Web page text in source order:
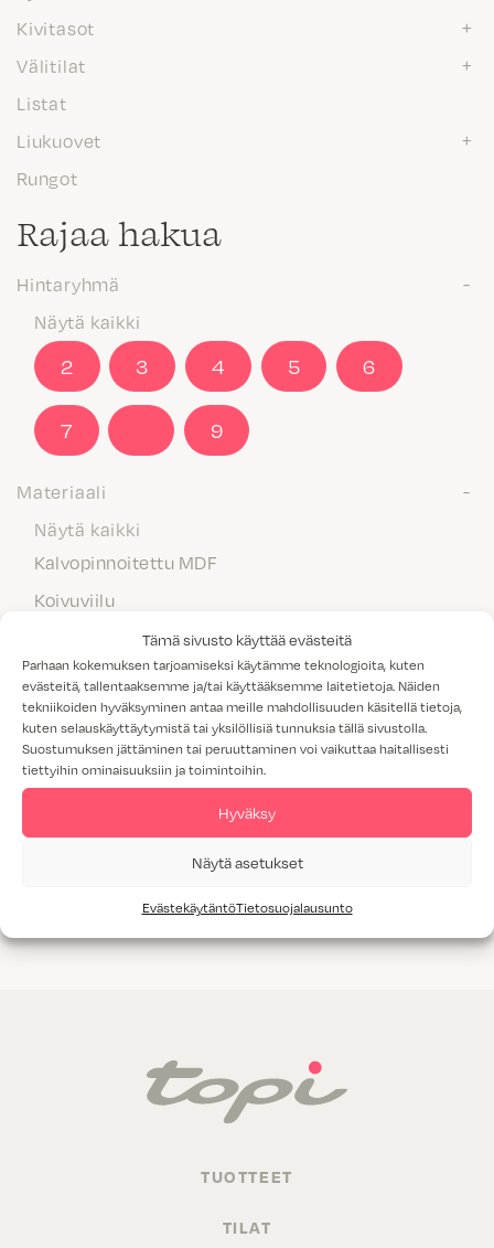
Tämä sivusto käyttää evästeitä
Parhaan kokemuksen tarjoamiseksi käytämme teknologioita, kuten
evästeitä, tallentaaksemme ja/tai käyttääksemme laitetietoja. Näiden
tekniikoiden hyväksyminen antaa meille mahdollisuuden käsitellä tietoja,
kuten selauskäyttäytymistä tai yksilöllisiä tunnuksia tällä sivustolla.
Suostumuksen jättäminen tai peruuttaminen voi vaikuttaa haitallisesti
tiettyihin ominaisuuksiin ja toimintoihin.
Hyväksy
Näytä asetukset
EvästekäytäntöTietosuojalausunto
Kivitasot
Välitilat
Listat
Liukuovet
Rungot
Rajaa hakua
Hintaryhmä
Näytä kaikki
2 3 4 5 6
7 9
Materiaali
Näytä kaikki
Kalvopinnoitettu MDF
Koivuviilu
Maalattu MDF
Massiivipuu
Melamiini
Tammiviilu
TUOTTEET
TILAT